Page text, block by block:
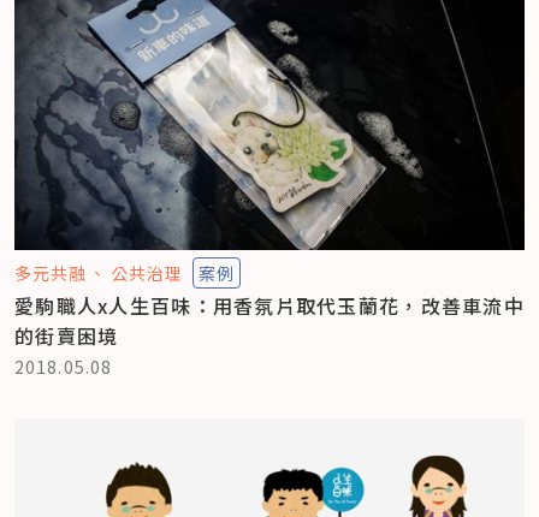
多元共融 公共治理 案例
愛駒職人x人生百味：用香氛片取代玉蘭花，改善車流中
的街賣困境
2018.05.08